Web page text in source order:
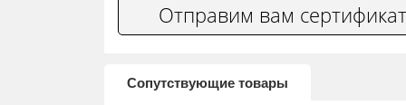
Отправим вам
Сопутствующие товары